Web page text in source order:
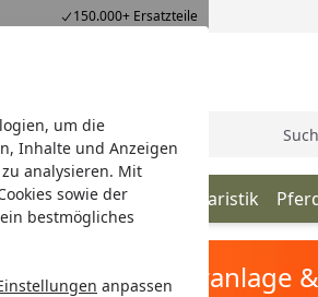
um die
Inhalte und Anzeigen
analysieren. Mit
sowie der
bestmögliches
anpassen
150.000+ Ersatzteile
Suche
Kleintiere Vögel Aquaristik
gratis Sandfilteranlage